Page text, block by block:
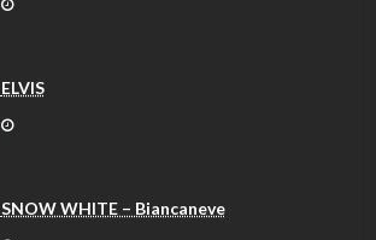
ELVIS
SNOW WHITE – Biancaneve